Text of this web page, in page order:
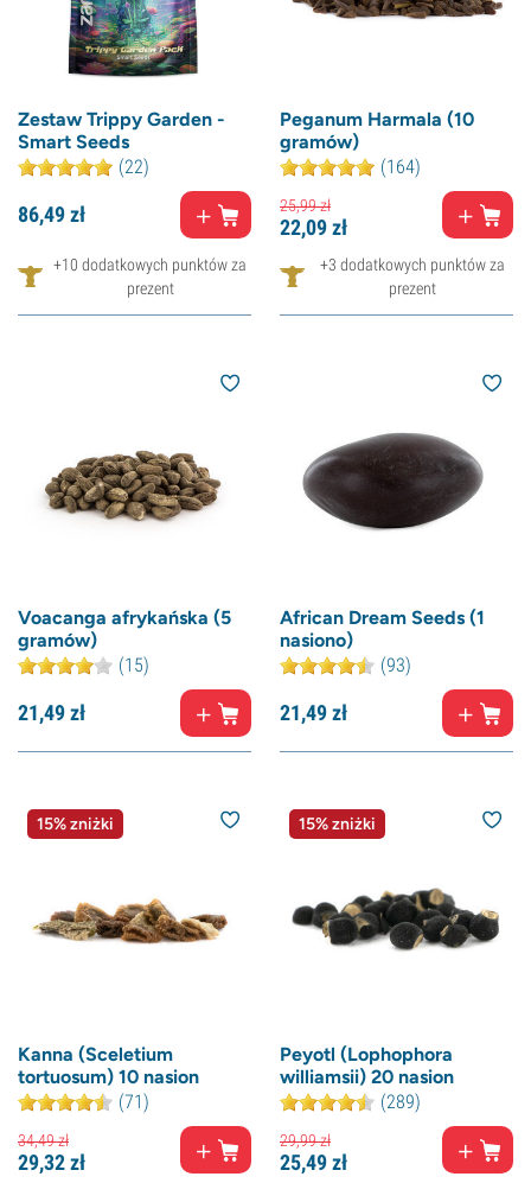
Zestaw Trippy Garden -
Smart Seeds
(22)
86,49zł
+10 dodatkowych punktów za
prezent
Peganum Harmala (10
gramów)
(164)
25,99zł
22,09zł
+3 dodatkowych punktów za
prezent
Voacanga afrykańska (5
gramów)
(15)
21,49zł
African Dream Seeds (1
nasiono)
(93)
21,49zł
15% zniżki
Kanna (Sceletium
tortuosum) 10 nasion
(71)
34,49zł
29,32zł
15% zniżki
Peyotl (Lophophora
williamsii) 20 nasion
(289)
29,99zł
25,49zł